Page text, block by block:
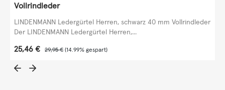
Vollrindleder
LINDENMANN Ledergürtel Herren, schwarz 40 mm Vollrindleder
Der LINDENMANN Ledergürtel Herren,...
Verkaufspreis:
25,46 € Regulärer Preis:
29,95 € (14.99% gespart)